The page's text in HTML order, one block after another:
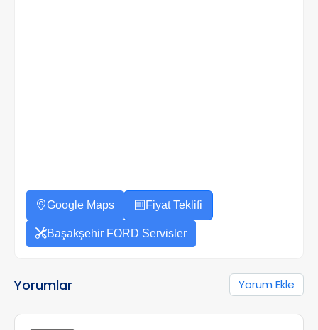
Google Maps Fiyat Teklifi
Başakşehir FORD Servisler
Yorumlar Yorum Ekle